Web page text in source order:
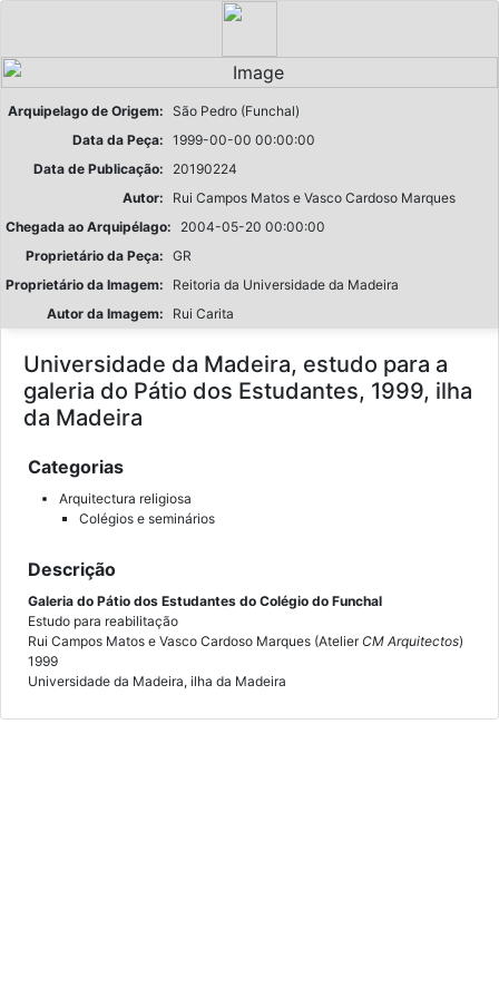
Arquipelago de Origem: São Pedro (Funchal)
Data da Peça: 1999-00-00 00:00:00
Data de Publicação:
20190224
Autor:
Rui Campos Matos e Vasco Cardoso Marques
Chegada ao Arquipélago:
2004-05-20 00:00:00
Proprietário da Peça: GR
Proprietário da Imagem:
Reitoria da Universidade da Madeira
Autor da Imagem:
Rui Carita
Universidade da Madeira, estudo para a
galeria do Pátio dos Estudantes, 1999, ilha
da Madeira
Categorias
Arquitectura religiosa
Colégios e seminários
Descrição
Galeria do Pátio dos Estudantes do Colégio do Funchal
Estudo para reabilitação
Rui Campos Matos e Vasco Cardoso Marques (AtelierCM Arquitectos)
1999
Universidade da Madeira, ilha da Madeira